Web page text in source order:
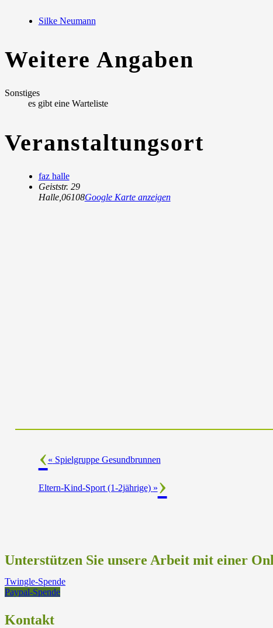
Silke Neumann
Weitere Angaben
Sonstiges
es gibt eine Warteliste
Veranstaltungsort
faz halle
Geiststr. 29
Halle, 06108Google Karte anzeigen
« Spielgruppe Gesundbrunnen
Eltern-Kind-Sport (1-2jährige) »
Unterstützen Sie unsere Arbeit mit einer
Twingle-Spende
Paypal-Spende
Kontakt